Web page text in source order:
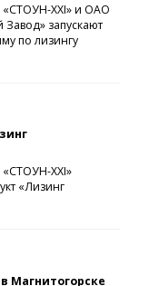
«СТОУН-XXI» и ОАО
запускают
по лизингу
XXI»
«Лизинг
Магнитогорске